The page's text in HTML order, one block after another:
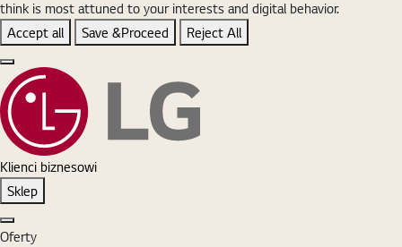
think is most attuned to your interests and digital behavior.
Accept all
Save &Proceed Reject All
Close the Cookie Setting banner
Klienci biznesowi
Sklep
Zamknij
Oferty